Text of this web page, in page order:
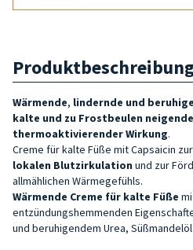
Wärmende, lindernde und
kalte und zu Frostbeulen
thermoaktivierender Wirkung.
Creme für kalte Füße mit Capsaicin zur
lokalen Blutzirkulation und zur
allmählichen Wärmegefühls.
Wärmende Creme für kalte Füße
entzündungshemmenden
und beruhigendem Urea,